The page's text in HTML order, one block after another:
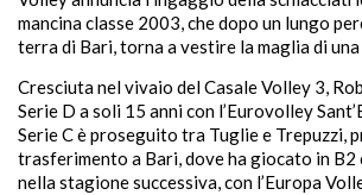
mancina classe 2003, che dopo un lungo
terra di Bari, torna a vestire la maglia di
Cresciuta nel vivaio del Casale Volley 3,
Serie D a soli 15 anni con l’Eurovolley
Serie C è proseguito tra Tuglie e Trepuzzi,
trasferimento a Bari, dove ha giocato in B2
nella stagione successiva, con l’Europa